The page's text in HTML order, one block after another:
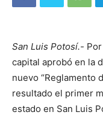
San Luis Potosí.-
capital aprobó en la
nuevo “Reglamento
resultado el primer
estado en San Luis